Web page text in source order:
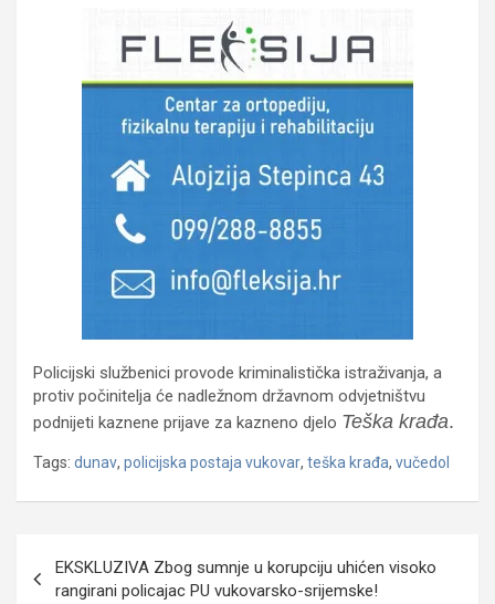
Policijski službenici provode kriminalistička istraživanja, a
protiv počinitelja će nadležnom državnom odvjetništvu
podnijeti kaznene prijave za kazneno djelo Teška krađa.
Tags: dunav, policijska postaja vukovar, teška krađa, vučedol
objava
EKSKLUZIVA Zbog sumnje u korupciju uhićen visoko
rangirani policajac PU vukovarsko-srijemske!